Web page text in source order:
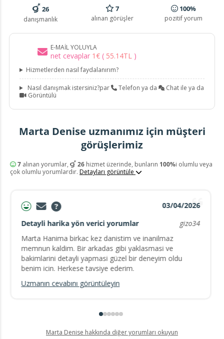
26
danışmanlık
7
alınan görüşler
100%
pozitif yorum
E-MAIL YOLUYLA
net cevaplar 1€ ( 55.14TL )
Hizmetlerden nasıl faydalanırım?
Nasıl danışmak istersiniz?par Telefon ya da
Chat ile ya da
Görüntülü
Marta Denise uzmanımız için müşteri
görüşlerimiz
7alınan yorumlar, 26hizmet üzerinde, bunların 100%i olumlu veya
çok olumlu yorumlardır. Detayları görüntüle
03/04/2026
Detayli harika yön verici yorumlar
gizo34
Marta Hanima birkac kez danistim ve inanilmaz
memnun kaldim. Bir arkadas gibi yaklasmasi ve
bakimlarini detayli yapmasi güzel bir deneyim oldu
benim icin. Herkese tavsiye ederim.
Uzmanın cevabını görüntüleyin
Marta Denise hakkında diğer yorumları okuyun